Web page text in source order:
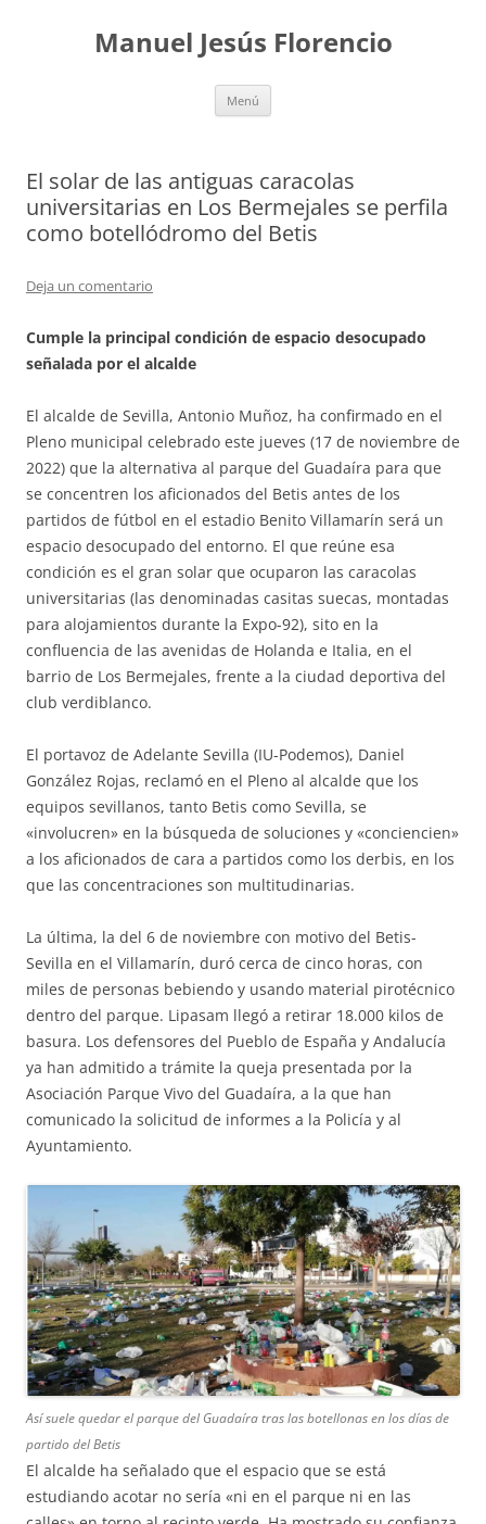
contenidoManuel Jesús Florencio
Menú
El solar de las antiguas caracolas
universitarias en Los Bermejales se perfila
como botellódromo del Betis
Deja un comentario
Cumple la principal condición de espacio desocupado
señalada por el alcalde
El alcalde de Sevilla, Antonio Muñoz, ha confirmado en el
Pleno municipal celebrado este jueves (17 de noviembre de
2022) que la alternativa al parque del Guadaíra para que
se concentren los aficionados del Betis antes de los
partidos de fútbol en el estadio Benito Villamarín será un
espacio desocupado del entorno. El que reúne esa
condición es el gran solar que ocuparon las caracolas
universitarias (las denominadas casitas suecas, montadas
para alojamientos durante la Expo-92), sito en la
confluencia de las avenidas de Holanda e Italia, en el
barrio de Los Bermejales, frente a la ciudad deportiva del
club verdiblanco.
El portavoz de Adelante Sevilla (IU-Podemos), Daniel
González Rojas, reclamó en el Pleno al alcalde que los
equipos sevillanos, tanto Betis como Sevilla, se
«involucren» en la búsqueda de soluciones y «conciencien»
a los aficionados de cara a partidos como los derbis, en los
que las concentraciones son multitudinarias.
La última, la del 6 de noviembre con motivo del Betis-
Sevilla en el Villamarín, duró cerca de cinco horas, con
miles de personas bebiendo y usando material pirotécnico
dentro del parque. Lipasam llegó a retirar 18.000 kilos de
basura. Los defensores del Pueblo de España y Andalucía
ya han admitido a trámite la queja presentada por la
Asociación Parque Vivo del Guadaíra, a la que han
comunicado la solicitud de informes a la Policía y al
Ayuntamiento.
Así suele quedar el parque del Guadaíra tras las botellonas en los días de
partido del Betis
El alcalde ha señalado que el espacio que se está
estudiando acotar no sería «ni en el parque ni en las